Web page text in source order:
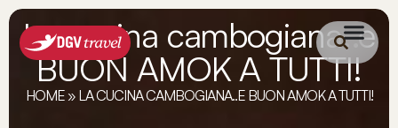
La cucina cambogiana..e
BUON AMOK A TUTTI!
HOME» LA CUCINA CAMBOGIANA..E BUON AMOK A TUTTI!